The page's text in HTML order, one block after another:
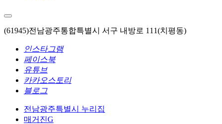
(61945)전남광주통합특별시 서구 내방로 111(치평동)
인스타그램
페이스북
유튜브
카카오스토리
블로그
전남광주특별시 누리집
매거진G